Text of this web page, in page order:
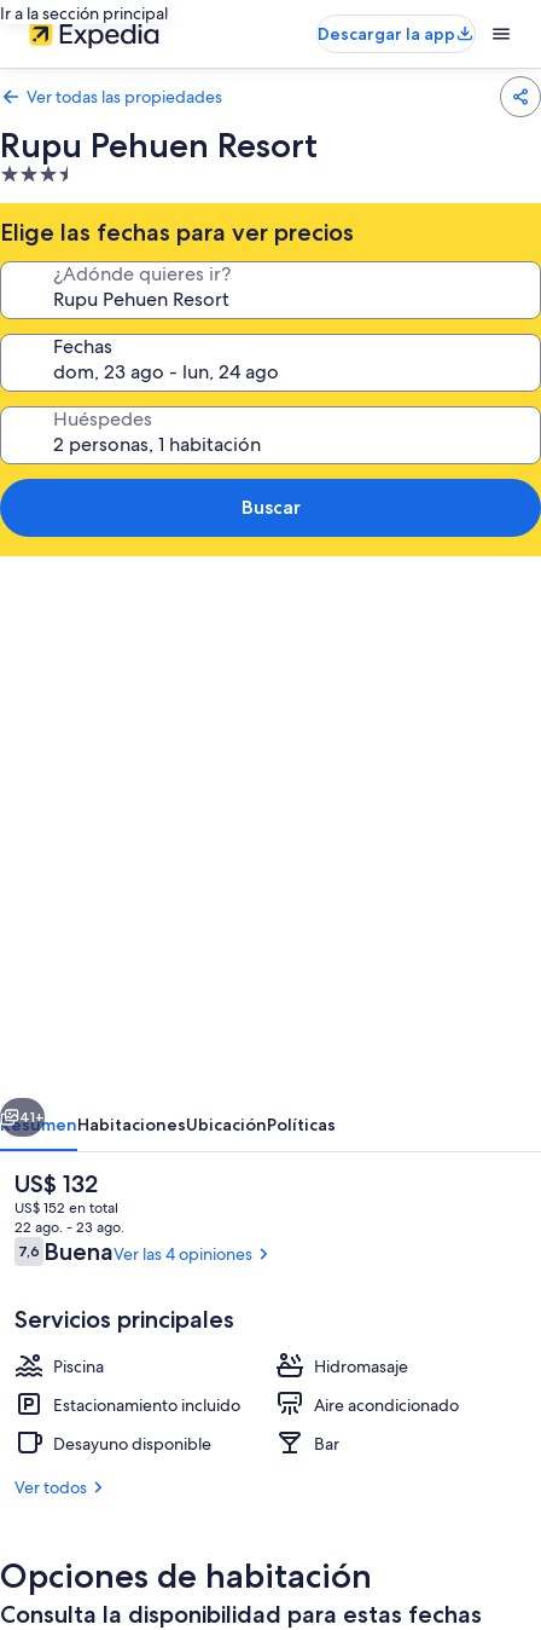
Ir a la sección principal
Descargar la app
Ver todas las propiedades
Rupu Pehuen Resort
Propiedad
de
3.5
estrellas
Elige las fechas para ver precios
¿Adónde quieres ir?
Fechas
Huéspedes
Buscar
Una piscina techada
Siguiente
41+
ResumenHabitacionesUbicaciónPolíticas
El
precio
actual
es
de
US$ 132
US$ 152 en total
22 ago. - 23 ago.
Opiniones
7,67,6 de 10
BuenaVer las 4 opiniones
Servicios principales
Piscina
Hidromasaje
Estacionamiento incluido
Aire acondicionado
Desayuno disponible
Bar
Ver todos
Opciones de habitación
Consulta la disponibilidad para estas fechas